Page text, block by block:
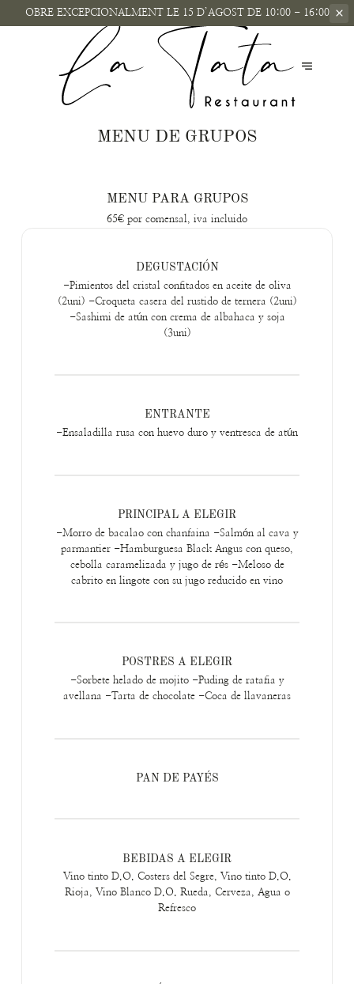
OBRE EXCEPCIONALMENTLE 15 D’AGOST DE 10:00 - 16:00
MENU DE GRUPOS
MENU PARA GRUPOS
65€ por comensal, iva incluido
DEGUSTACIÓN
-Pimientos del cristal confitados en aceite de oliva
(2uni) -Croqueta casera del rustido de ternera (2uni)
-Sashimi de atún con crema de albahaca y soja
(3uni)
ENTRANTE
-Ensaladilla rusa con huevo duro y ventresca de atún
PRINCIPAL A ELEGIR
-Morro de bacalao con chanfaina -Salmón al cava y
parmantier -Hamburguesa Black Angus con queso,
cebolla caramelizada y jugo de rés -Meloso de
cabrito en lingote con su jugo reducido en vino
POSTRES A ELEGIR
-Sorbete helado de mojito -Puding de ratafia y
avellana -Tarta de chocolate -Coca de llavaneras
PAN DE PAYÉS
BEBIDAS A ELEGIR
Vino tinto D.O. Costers del Segre, Vino tinto D.O.
Rioja, Vino Blanco D.O. Rueda, Cerveza, Agua o
Refresco